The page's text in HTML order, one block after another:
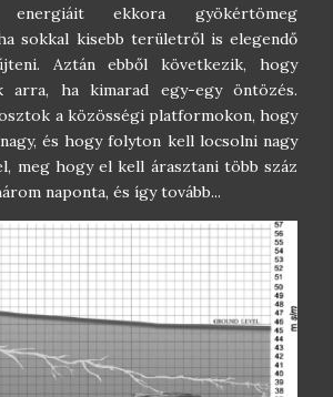
ekkora gyökértömeg
sokkal kisebb területről is elegendő
Aztán ebből következik, hogy
arra, ha kimarad egy-egy öntözés.
a közösségi platformokon, hogy
és hogy folyton kell locsolni nagy
meg hogy el kell árasztani több száz
naponta, és így tovább...